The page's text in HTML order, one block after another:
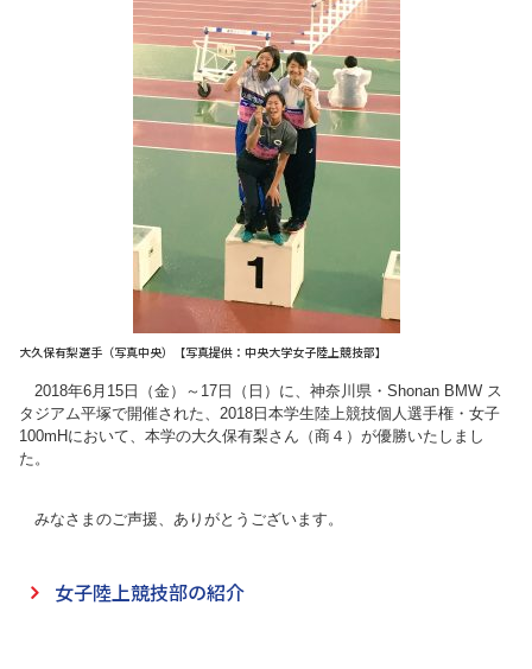
大久保有梨選手（写真中央）【写真提供：中央大学女子陸上競技部】
2018年6月15日（金）～17日（日）に、神奈川県・Shonan BMW ス
タジアム平塚で開催された、2018日本学生陸上競技個人選手権・女子
100mHにおいて、本学の大久保有梨さん（商４）が優勝いたしまし
た。
みなさまのご声援、ありがとうございます。
女子陸上競技部の紹介